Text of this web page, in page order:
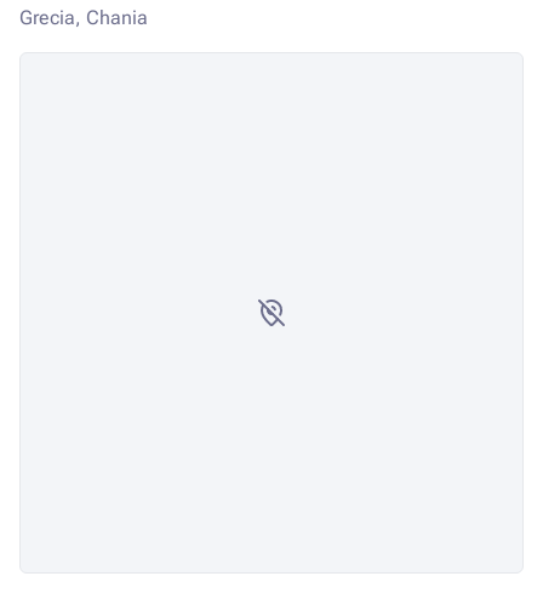
Grecia, Chania